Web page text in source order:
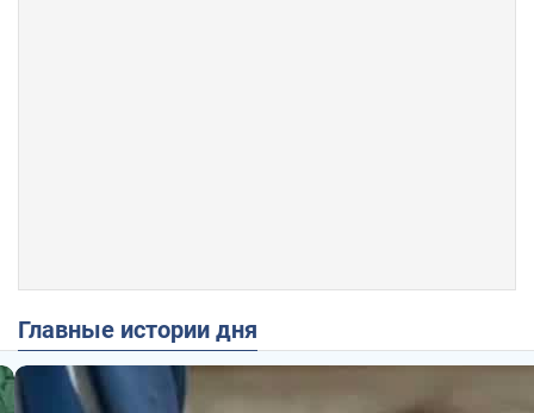
Главные истории дня